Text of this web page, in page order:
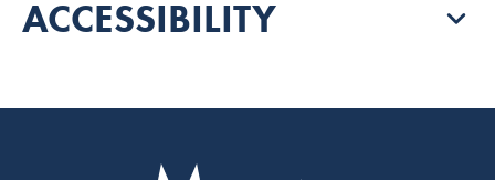
ACCESSIBILITY